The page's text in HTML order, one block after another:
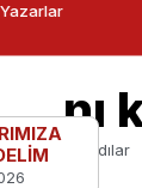
Yazarlar
kaldırdılar